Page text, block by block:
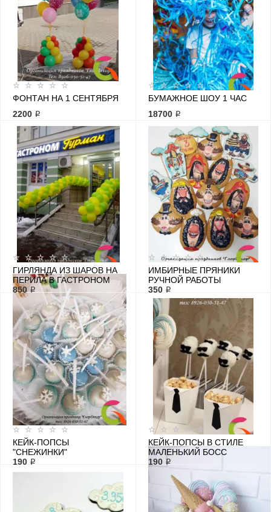
ФОНТАН НА 1 СЕНТЯБРЯ
2200 ₽
БУМАЖНОЕ ШОУ 1 ЧАС
18700 ₽
ГИРЛЯНДА ИЗ ШАРОВ НА
ПЕРИЛА В ГАСТРОНОМ
850 ₽
ИМБИРНЫЕ ПРЯНИКИ
РУЧНОЙ РАБОТЫ
"ПИРАТЫ"
350 ₽
КЕЙК-ПОПСЫ
"СНЕЖИНКИ"
190 ₽
КЕЙК-ПОПСЫ В СТИЛЕ
МАЛЕНЬКИЙ БОСС
190 ₽